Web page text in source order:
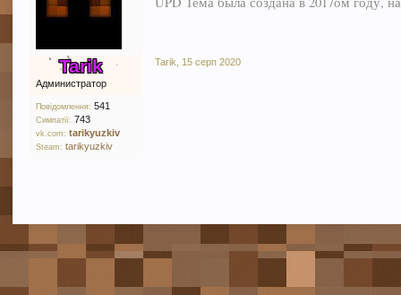
Tarik
Администратор
Повідомлення: 541
Симпатії: 743
vk.com: tarikyuzkiv
Steam: tarikyuzkiv
Tarik 15 серп 2020